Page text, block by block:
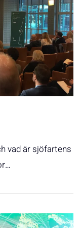
vad är sjöfartens